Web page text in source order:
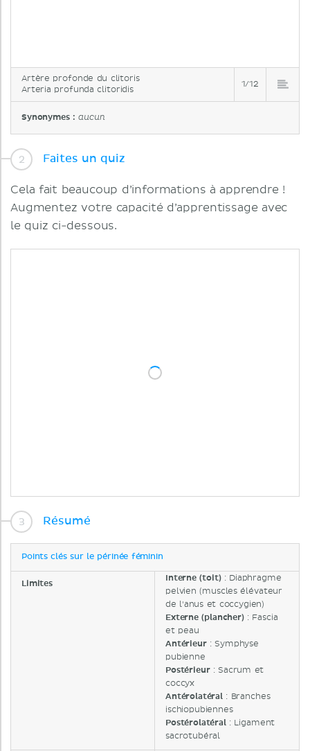
Artère profonde du clitoris
Arteria profunda clitoridis
1/12
Synonymes :aucun
Faites un quiz
Cela fait beaucoup d’informations à apprendre !
Augmentez votre capacité d’apprentissage avec
le quiz ci-dessous.
Résumé
Points clés sur le périnée féminin
Limites
Interne (toit): Diaphragme
pelvien (muscles élévateur
de l'anus et coccygien)
Externe (plancher): Fascia
et peau
Antérieur: Symphyse
pubienne
Postérieur: Sacrum et
coccyx
Antérolatéral: Branches
ischiopubiennes
Postérolatéral: Ligament
sacrotubéral